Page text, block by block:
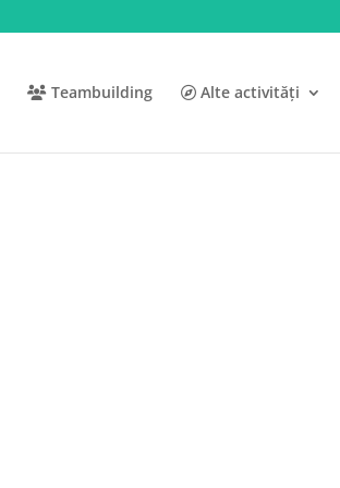
Teambuilding Alte activități